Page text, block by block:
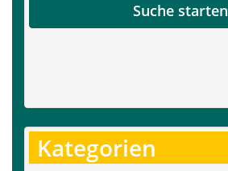
Suche starten
Kategorien